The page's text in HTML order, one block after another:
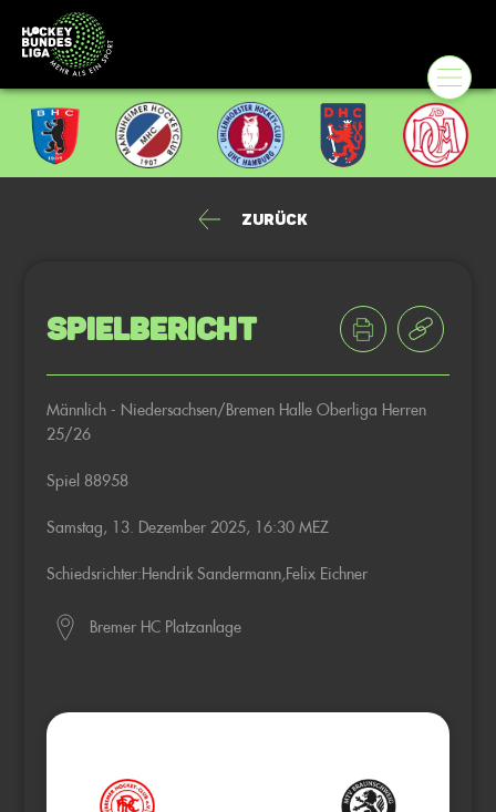
Zurück
Spielbericht
Männlich - Niedersachsen/Bremen Halle Oberliga Herren
25/26
Spiel 88958
Samstag, 13. Dezember 2025, 16:30 MEZ
Schiedsrichter:Hendrik Sandermann,Felix Eichner
Bremer HC Platzanlage